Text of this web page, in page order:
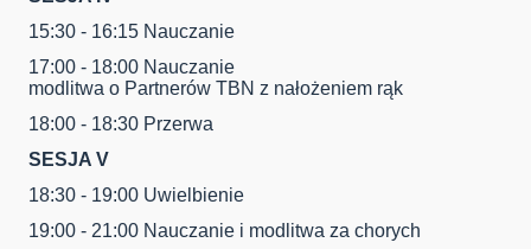
15:30 - 16:15 Nauczanie
17:00 - 18:00 Nauczanie
modlitwa o Partnerów TBN z nałożeniem rąk
18:00 - 18:30 Przerwa
SESJA V
18:30 - 19:00 Uwielbienie
19:00 - 21:00 Nauczanie i modlitwa za chorych